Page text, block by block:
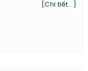
[Chi tiết...]